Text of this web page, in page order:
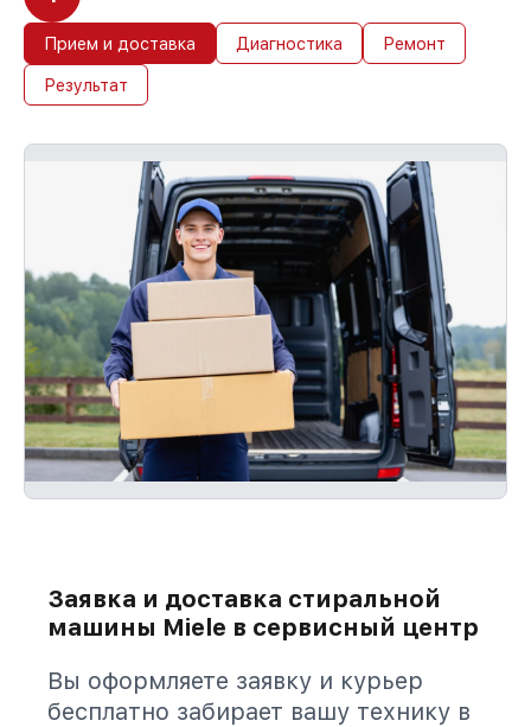
Прием и доставка Диагностика Ремонт
Результат
Заявка и доставка стиральной
машины Miele в сервисный центр
Вы оформляете заявку и курьер
бесплатно забирает вашу технику в